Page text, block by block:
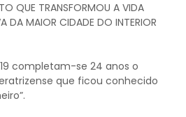
QUE TRANSFORMOU A VIDA
DA MAIOR CIDADE DO INTERIOR
completam-se 24 anos o
que ficou conhecido